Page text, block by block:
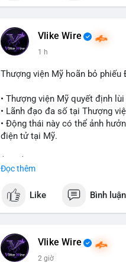
Vlike Wire
1 h
Thượng viện Mỹ hoãn bỏ phiếu
• Thượng viện Mỹ quyết định
• Lãnh đạo đa số tại Thượng
• Động thái này có thể ảnh
điện tử tại Mỹ.
📰 Nguồn: Cointelegraph
Đọc thêm
Like Bình luận
Vlike Wire
2 giờ